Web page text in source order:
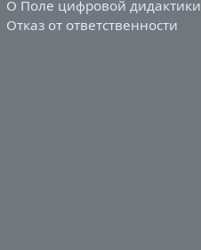
О Поле цифровой дидактики
Отказ от ответственности